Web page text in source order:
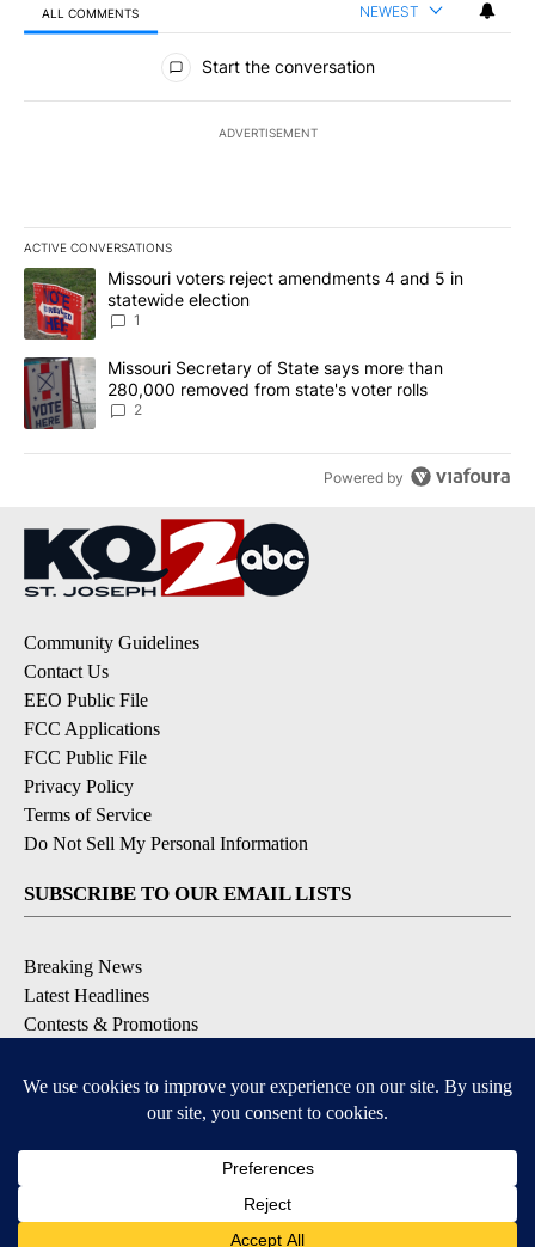
ALL COMMENTS NEWEST
All Comments
Start the conversation
ADVERTISEMENT
ACTIVE CONVERSATIONS
The following is a list of the most commented articles in the last
A trending article titled "Missouri voters reject amendments 4
Missouri voters reject amendments 4 and 5 in
statewide election
1
A trending article titled "Missouri Secretary of State says more
Missouri Secretary of State says more than
280,000 removed from state's voter rolls
2
Powered by
Community Guidelines
Contact Us
EEO Public File
FCC Applications
FCC Public File
Privacy Policy
Terms of Service
Do Not Sell My Personal Information
SUBSCRIBE TO OUR EMAIL LISTS
Breaking News
Latest Headlines
Contests & Promotions
DOWNLOAD OUR APPS
Available for iOS and Android